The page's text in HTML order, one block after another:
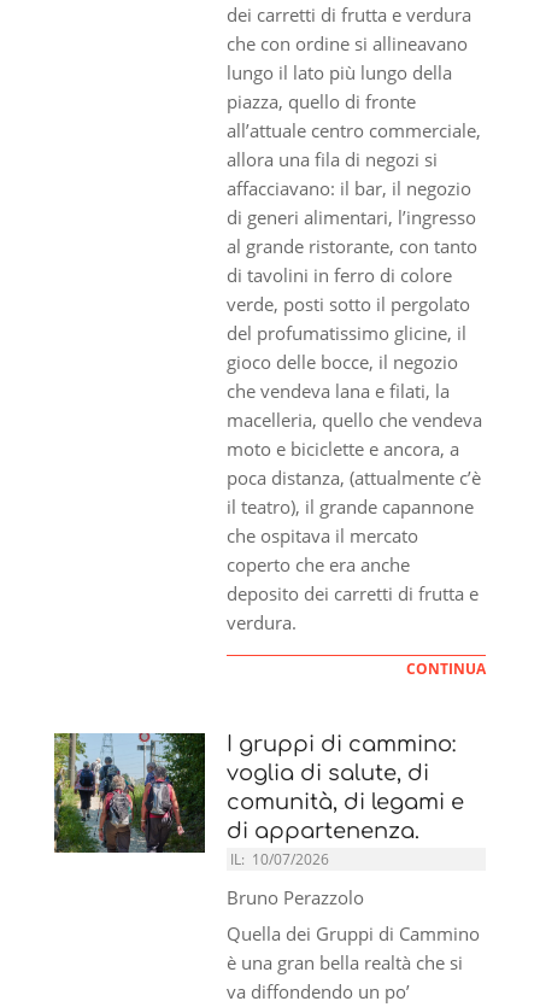
dei carretti di frutta e verdura
che con ordine si allineavano
lungo il lato più lungo della
piazza, quello di fronte
all’attuale centro commerciale,
allora una fila di negozi si
affacciavano: il bar, il negozio
di generi alimentari, l’ingresso
al grande ristorante, con tanto
di tavolini in ferro di colore
verde, posti sotto il pergolato
del profumatissimo glicine, il
gioco delle bocce, il negozio
che vendeva lana e filati, la
macelleria, quello che vendeva
moto e biciclette e ancora, a
poca distanza, (attualmente c’è
il teatro), il grande capannone
che ospitava il mercato
coperto che era anche
deposito dei carretti di frutta e
verdura.
CONTINUA
I gruppi di cammino:
voglia di salute, di
comunità, di legami e
di appartenenza.
IL: 10/07/2026
Bruno Perazzolo
Quella dei Gruppi di Cammino
è una gran bella realtà che si
va diffondendo un po’